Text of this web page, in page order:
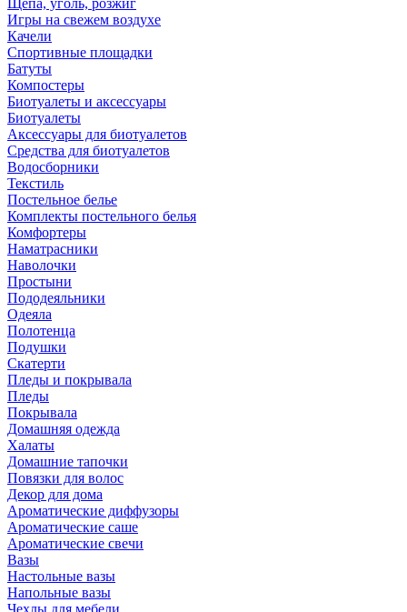
Щепа, уголь, розжиг
Игры на свежем воздухе
Качели
Спортивные площадки
Батуты
Компостеры
Биотуалеты и аксессуары
Биотуалеты
Аксессуары для биотуалетов
Средства для биотуалетов
Водосборники
Текстиль
Постельное белье
Комплекты постельного белья
Комфортеры
Наматрасники
Наволочки
Простыни
Пододеяльники
Одеяла
Полотенца
Подушки
Скатерти
Пледы и покрывала
Пледы
Покрывала
Домашняя одежда
Халаты
Домашние тапочки
Повязки для волос
Декор для дома
Ароматические диффузоры
Ароматические саше
Ароматические свечи
Вазы
Настольные вазы
Напольные вазы
Чехлы для мебели